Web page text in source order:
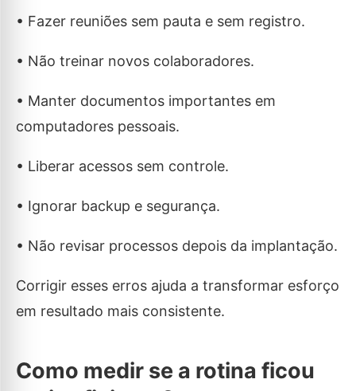
• Fazer reuniões sem pauta e sem registro.
• Não treinar novos colaboradores.
• Manter documentos importantes em
computadores pessoais.
• Liberar acessos sem controle.
• Ignorar backup e segurança.
• Não revisar processos depois da implantação.
Corrigir esses erros ajuda a transformar esforço
em resultado mais consistente.
Como medir se a rotina ficou